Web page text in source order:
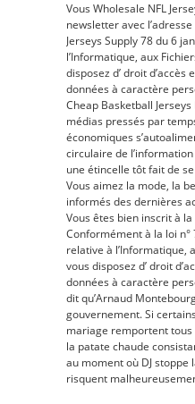
Vous Wholesale NFL
newsletter avec
Jerseys Supply 78 du 6
l’Informatique, aux
disposez d’ droit
données à caractère
Cheap Basketball
médias pressés par
économiques
circulaire de
une étincelle tôt fait de
Vous aimez la mode, la
informés des dernières
Vous êtes bien inscrit à
Conformément à la loi n°
relative à l’Informatique,
vous disposez d’ droit
données à caractère
dit qu’Arnaud
gouvernement. Si
mariage remportent
la patate chaude
au moment où DJ stoppe
risquent